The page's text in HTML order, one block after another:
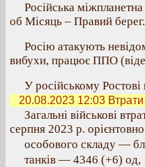
Російськa
об Місяць – Правий берег.
Росію атакують
вибухи, працює ППО
У російському
20.08.2023 12:03 Втрати
Загальні військові
серпня 2023 р.
особового складу —
танків — 4346 (+6) од,